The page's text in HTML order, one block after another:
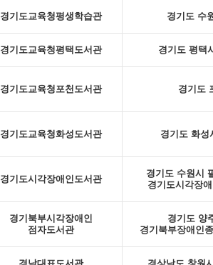
경기도교육청평생학습관 경기도 수
경기도교육청평택도서관 경기도 평택
경기도교육청포천도서관 경기도
경기도교육청화성도서관 경기도 화성
경기도시각장애인도서관
경기도 수원시
경기도시각장
경기북부시각장애인
점자도서관
경기도 양
경기북부장애인